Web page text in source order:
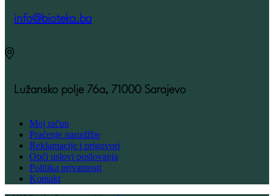
info@bioteka.ba
Lužansko polje 76a, 71000 Sarajevo
Moj račun
Praćenje narudžbe
Reklamacije i prigovori
Opći uslovi poslovanja
Politika privatnosti
Kontakt